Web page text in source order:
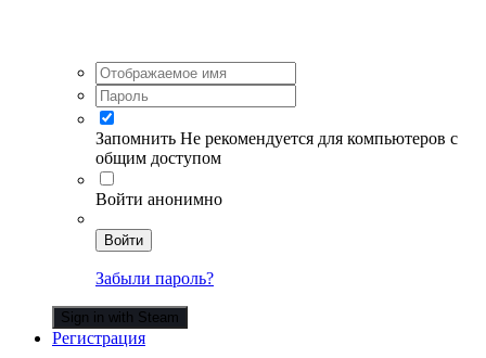
Запомнить Не рекомендуется для компьютеров с
общим доступом
Войти анонимно
Войти
Забыли пароль?
Sign in with Steam
Регистрация